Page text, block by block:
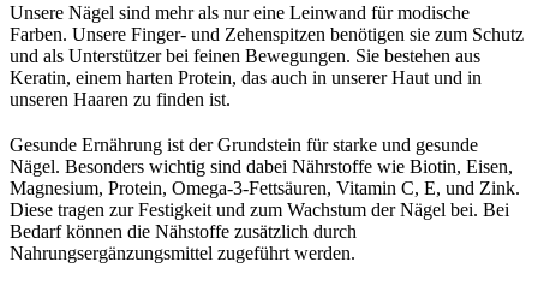
Unsere Nägel sind mehr als nur eine Leinwand für modische
Farben. Unsere Finger- und Zehenspitzen benötigen sie zum Schutz
und als Unterstützer bei feinen Bewegungen. Sie bestehen aus
Keratin, einem harten Protein, das auch in unserer Haut und in
unseren Haaren zu finden ist.
Gesunde Ernährung ist der Grundstein für starke und gesunde
Nägel. Besonders wichtig sind dabei Nährstoffe wie Biotin, Eisen,
Magnesium, Protein, Omega-3-Fettsäuren, Vitamin C, E, und Zink.
Diese tragen zur Festigkeit und zum Wachstum der Nägel bei. Bei
Bedarf können die Nähstoffe zusätzlich durch
Nahrungsergänzungsmittel zugeführt werden.